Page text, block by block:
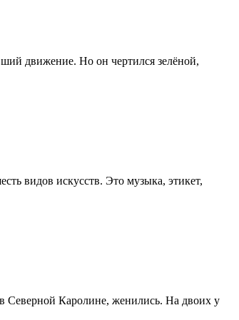
движение. Но он чертился зелёной,
видов искусств. Это музыка, этикет,
Северной Каролине, женились. На двоих у